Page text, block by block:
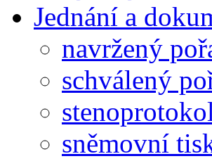
Jednání a
navržený
schválený
sněmovní